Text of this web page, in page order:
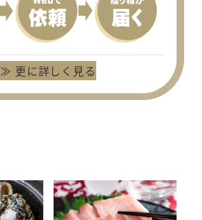
≫ 更に詳しく見る